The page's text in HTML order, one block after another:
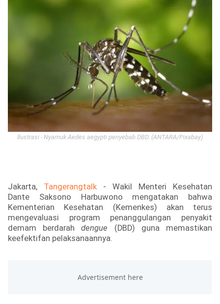
Ilustrasi - Nyamuk Aedes aegypti penyebab DBD. (ANTARA/Pixabay)
Jakarta, Tangerangtalk - Wakil Menteri Kesehatan
Dante Saksono Harbuwono mengatakan bahwa
Kementerian Kesehatan (Kemenkes) akan terus
mengevaluasi program penanggulangan penyakit
demam berdarah dengue (DBD) guna memastikan
keefektifan pelaksanaannya.